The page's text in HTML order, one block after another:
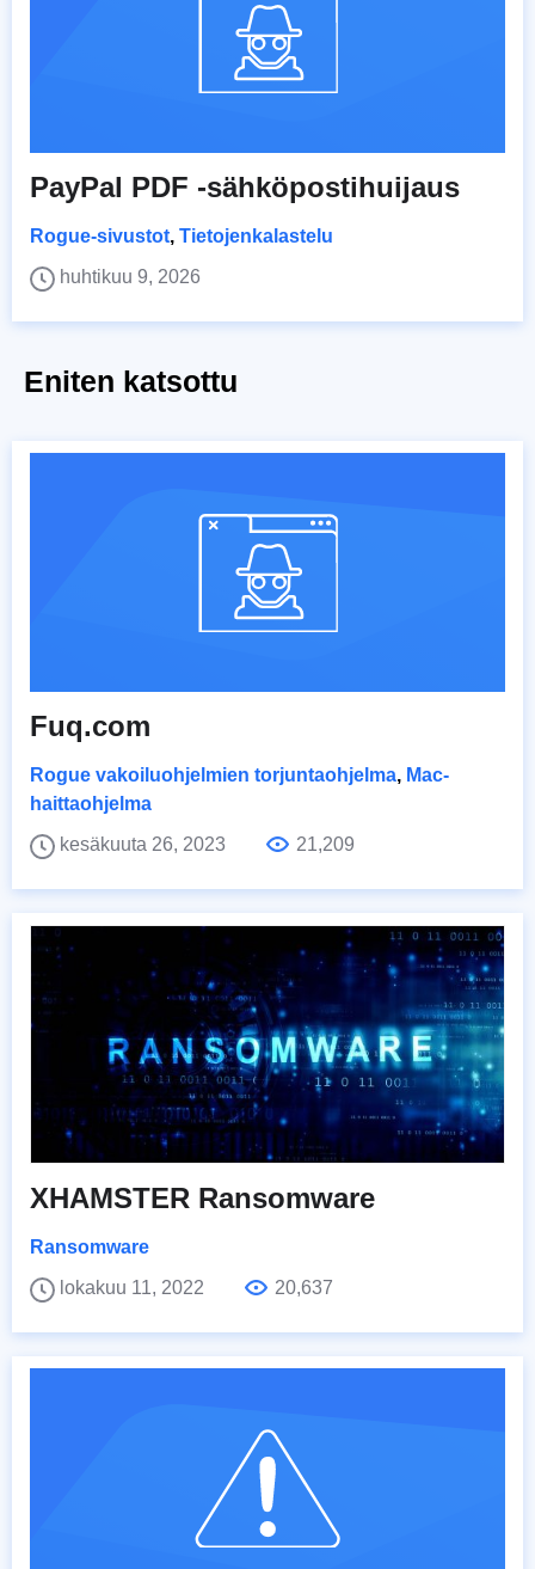
PayPal PDF -sähköpostihuijaus
Rogue-sivustot, Tietojenkalastelu
huhtikuu 9, 2026
Eniten katsottu
Fuq.com
Rogue vakoiluohjelmien torjuntaohjelma, Mac-
haittaohjelma
kesäkuuta 26, 2023
21,209
XHAMSTER Ransomware
Ransomware
lokakuu 11, 2022
20,637